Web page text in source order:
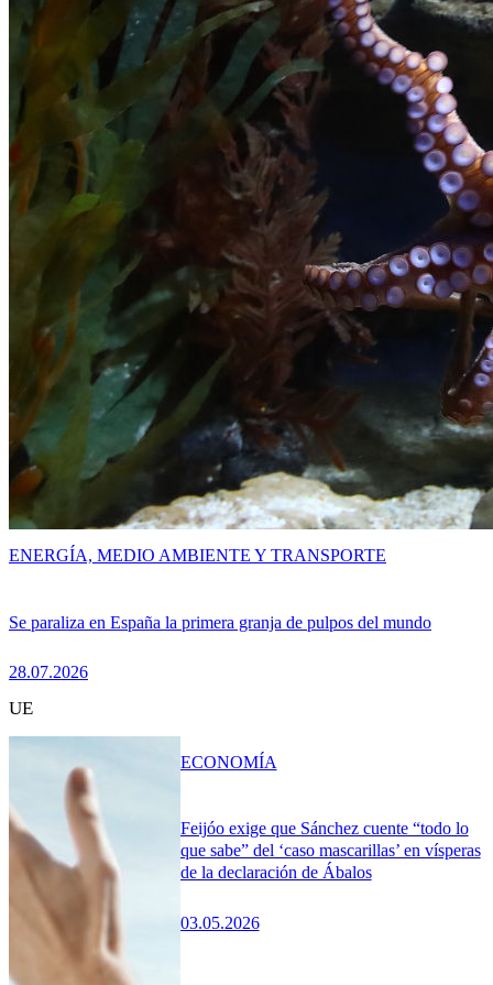
Se paraliza en España la primera granja de pulpos del mundo
28.07.2026
ENERGÍA, MEDIO AMBIENTE Y TRANSPORTE
UE
Feijóo exige que Sánchez cuente “todo lo
que sabe” del ‘caso mascarillas’ en vísperas
de la declaración de Ábalos
03.05.2026
ECONOMÍA